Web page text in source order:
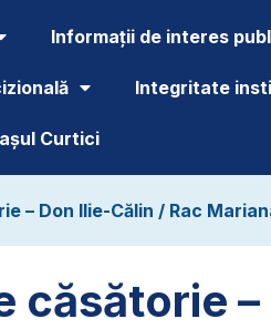
Informații de interes
Integritate
Curtici
– Don Ilie-Călin / Rac
căsătorie